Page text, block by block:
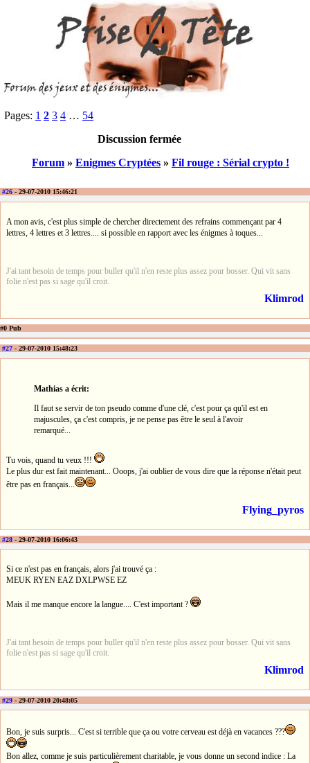
Pages: 1 2 3 4 … 54
Discussion fermée
Forum » Enigmes Cryptées » Fil rouge : Sérial crypto !
#26 - 29-07-2010 15:46:21
A mon avis, c'est plus simple de chercher directement des refrains commençant par 4
lettres, 4 lettres et 3 lettres.... si possible en rapport avec les énigmes à toques...
J'ai tant besoin de temps pour buller qu'il n'en reste plus assez pour bosser. Qui vit sans
folie n'est pas si sage qu'il croit.
Klimrod
#0 Pub
#27 - 29-07-2010 15:48:23
Mathias a écrit:
Il faut se servir de ton pseudo comme d'une clé, c'est pour ça qu'il est en
majuscules, ça c'est compris, je ne pense pas être le seul à l'avoir
remarqué...
Tu vois, quand tu veux !!!
Le plus dur est fait maintenant... Ooops, j'ai oublier de vous dire que la réponse n'était peut
être pas en français...
Flying_pyros
#28 - 29-07-2010 16:06:43
Si ce n'est pas en français, alors j'ai trouvé ça :
MEUK RYEN EAZ DXLPWSE EZ
Mais il me manque encore la langue.... C'est important ?
J'ai tant besoin de temps pour buller qu'il n'en reste plus assez pour bosser. Qui vit sans
folie n'est pas si sage qu'il croit.
Klimrod
#29 - 29-07-2010 20:48:05
Bon, je suis surpris... C'est si terrible que ça ou votre cerveau est déjà en vacances ???
Bon allez, comme je suis particulièrement charitable, je vous donne un second indice : La